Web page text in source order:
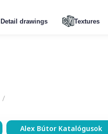
Detail drawings Textures
Alex Bútor Katalógusok